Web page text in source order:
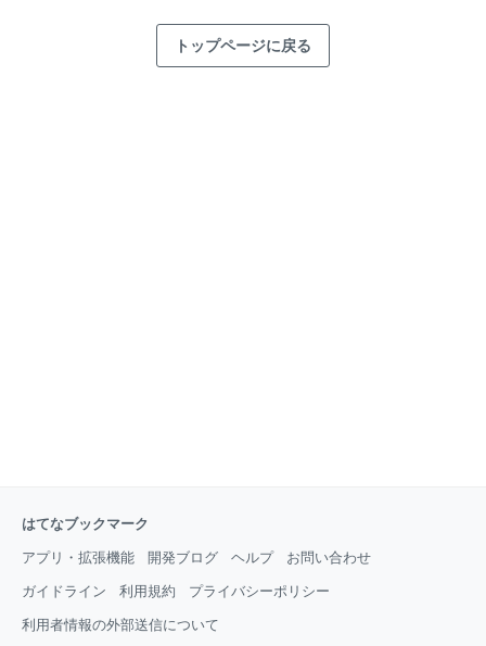
トップページに戻る
はてなブックマーク
アプリ・拡張機能 開発ブログ ヘルプ お問い合わせ
ガイドライン 利用規約 プライバシーポリシー
利用者情報の外部送信について